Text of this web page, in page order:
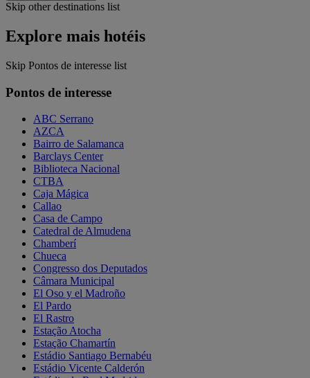
Skip other destinations list
Explore mais hotéis
Skip Pontos de interesse list
Pontos de interesse
ABC Serrano
AZCA
Bairro de Salamanca
Barclays Center
Biblioteca Nacional
CTBA
Caja Mágica
Callao
Casa de Campo
Catedral de Almudena
Chamberí
Chueca
Congresso dos Deputados
Câmara Municipal
El Oso y el Madroño
El Pardo
El Rastro
Estação Atocha
Estação Chamartín
Estádio Santiago Bernabéu
Estádio Vicente Calderón